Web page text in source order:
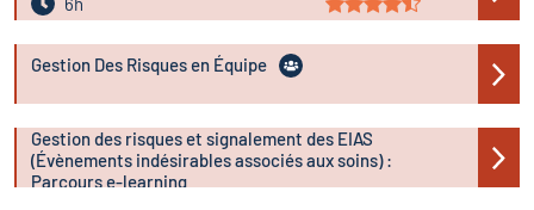
Gestion Des Risques en Équipe
Gestion des risques et signalement des EIAS
(Évènements indésirables associés aux soins) :
Parcours e-learning